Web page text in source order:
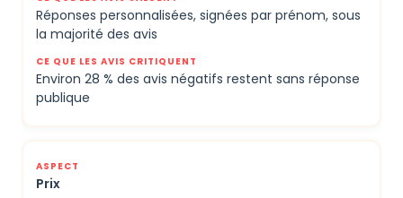
Réponses personnalisées, signées par prénom, sous
la majorité des avis
Environ 28 % des avis négatifs restent sans réponse
publique
Prix